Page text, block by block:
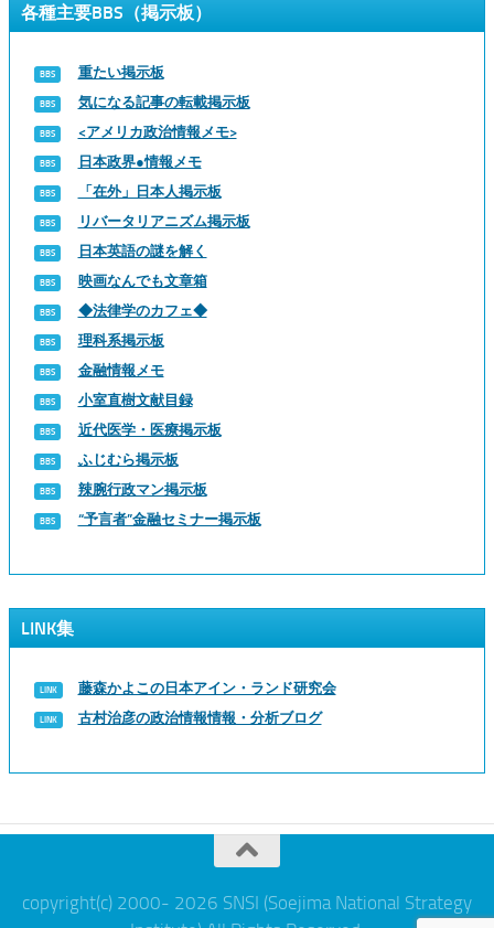
各種主要BBS（掲示板）
重たい掲示板
気になる記事の転載掲示板
<アメリカ政治情報メモ>
日本政界●情報メモ
「在外」日本人掲示板
リバータリアニズム掲示板
日本英語の謎を解く
映画なんでも文章箱
◆法律学のカフェ◆
理科系掲示板
金融情報メモ
小室直樹文献目録
近代医学・医療掲示板
ふじむら掲示板
辣腕行政マン掲示板
“予言者”金融セミナー掲示板
LINK集
藤森かよこの日本アイン・ランド研究会
古村治彦の政治情報情報・分析ブログ
copyright(c) 2000- 2026 SNSI (Soejima National Strategy